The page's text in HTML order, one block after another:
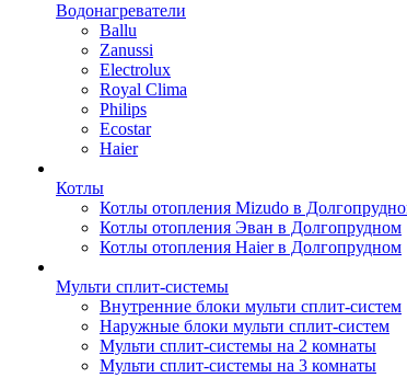
Водонагреватели
Ballu
Zanussi
Electrolux
Royal Clima
Philips
Ecostar
Haier
Котлы
Котлы отопления Mizudo в
Котлы отопления Эван в Долгопрудном
Котлы отопления Haier в Долгопрудном
Мульти сплит-системы
Внутренние блоки мульти сплит-систем
Наружные блоки мульти сплит-систем
Мульти сплит-системы на 2 комнаты
Мульти сплит-системы на 3 комнаты